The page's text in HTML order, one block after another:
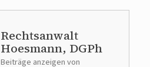
Rechtsanwalt
Hoesmann, DGPh
Beiträge anzeigen von